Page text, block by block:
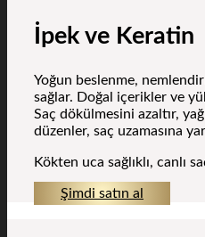
İpek ve Keratin
Yoğun beslenme,
sağlar. Doğal içerikler ve
Saç dökülmesini azaltır,
düzenler, saç uzamasına
Kökten uca sağlıklı, canlı
Şimdi satın al